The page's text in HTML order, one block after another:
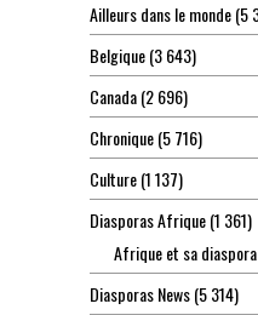
Ailleurs dans le monde(5
Belgique(3 643)
Canada(2 696)
Chronique(5 716)
Culture(1 137)
Diasporas Afrique(1 361)
Afrique et sa diaspora
Diasporas News(5 314)